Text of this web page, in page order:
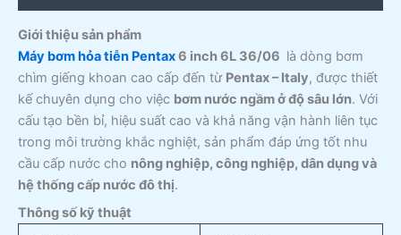
Giới thiệu sản phẩm
Máy bơm hỏa tiễn Pentax6 inch 6L 36/06 là dòng bơm
chìm giếng khoan cao cấp đến từ Pentax – Italy, được thiết
kế chuyên dụng cho việc bơm nước ngầm ở độ sâu lớn. Với
cấu tạo bền bỉ, hiệu suất cao và khả năng vận hành liên tục
trong môi trường khắc nghiệt, sản phẩm đáp ứng tốt nhu
cầu cấp nước cho nông nghiệp, công nghiệp, dân dụng và
hệ thống cấp nước đô thị.
Thông số kỹ thuật